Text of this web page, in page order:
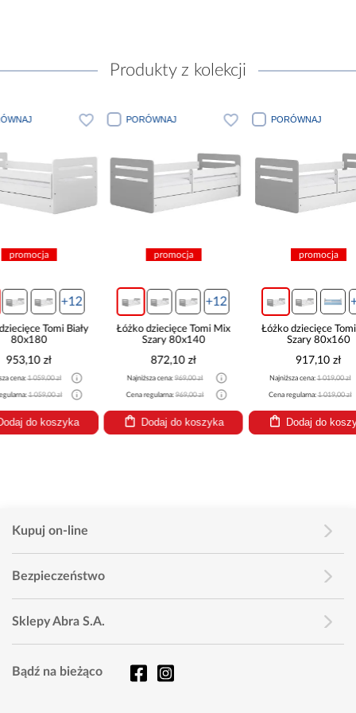
Produkty z kolekcji
PORÓWNAJ
+12
Łóżko dziecięce Tomi Mix
Szary 80x140
872,10 zł
Najniższa cena: 969,00 zł
Cena regularna: 969,00 zł
Dodaj do koszyka
PORÓWNAJ
+12
Łóżko dziecięce Tomi Mix
Szary 80x160
917,10 zł
Najniższa cena: 1 019,00 zł
Cena regularna: 1 019,00 zł
Dodaj do koszyka
Łóżko
Szary
Najniższa
Cena
Kupuj on-line
Bezpieczeństwo
Sklepy Abra S.A.
Bądź na bieżąco